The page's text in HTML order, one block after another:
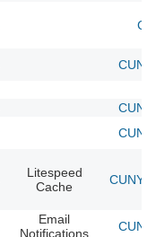
Litespeed
Cache
CUNY
Email
Notifications